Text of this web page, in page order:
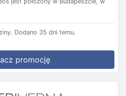
Dodano 35 dni temu.
promocję